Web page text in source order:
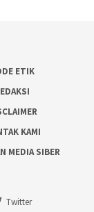
ETIK
KAMI
MEDIA SIBER
Twitter